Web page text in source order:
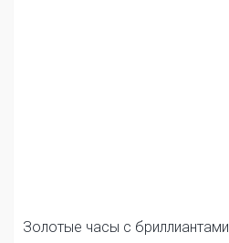
Золотые часы с бриллиантами